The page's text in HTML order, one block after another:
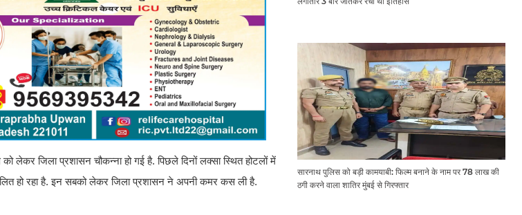
जिला प्रशासन चौकन्ना हो गई है. पिछले दिनों लक्सा स्थित होटलों में
हो रहा है. इन सबको लेकर जिला प्रशासन ने अपनी कमर कस ली है.
सारनाथ पुलिस को बड़ी कामयाबी: फिल्म बनाने के नाम पर 78 लाख की
ठगी करने वाला शातिर मुंबई से गिरफ्तार